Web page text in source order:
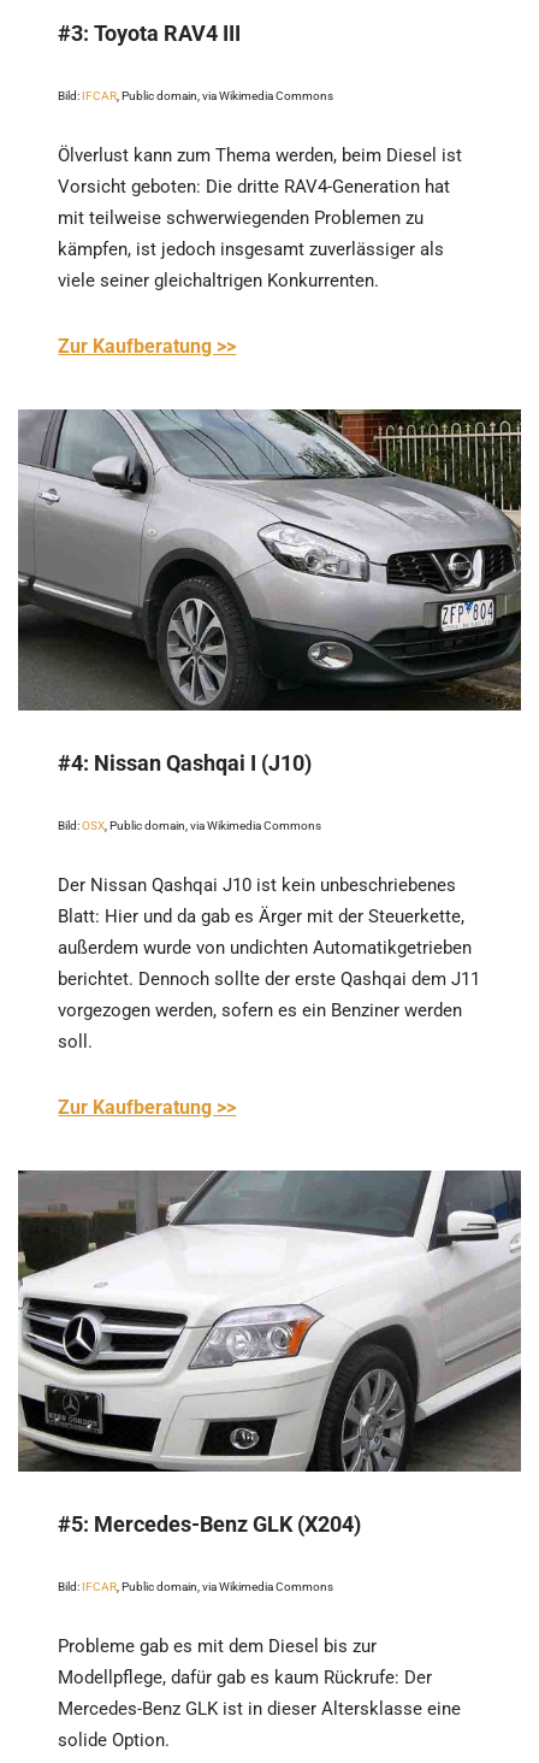
#3: Toyota RAV4 III
Bild: IFCAR , Public domain, via Wikimedia Commons
Ölverlust kann zum Thema werden, beim Diesel ist
Vorsicht geboten: Die dritte RAV4-Generation hat
mit teilweise schwerwiegenden Problemen zu
kämpfen, ist jedoch insgesamt zuverlässiger als
viele seiner gleichaltrigen Konkurrenten.
Zur Kaufberatung >>
#4: Nissan Qashqai I (J10)
Bild:OSX , Public domain, via Wikimedia Commons
Der Nissan Qashqai J10 ist kein unbeschriebenes
Blatt: Hier und da gab es Ärger mit der Steuerkette,
außerdem wurde von undichten Automatikgetrieben
berichtet. Dennoch sollte der erste Qashqai dem J11
vorgezogen werden, sofern es ein Benziner werden
soll.
Zur Kaufberatung >>
#5: Mercedes-Benz GLK (X204)
Bild: IFCAR , Public domain, via Wikimedia Commons
Probleme gab es mit dem Diesel bis zur
Modellpflege, dafür gab es kaum Rückrufe: Der
Mercedes-Benz GLK ist in dieser Altersklasse eine
solide Option.